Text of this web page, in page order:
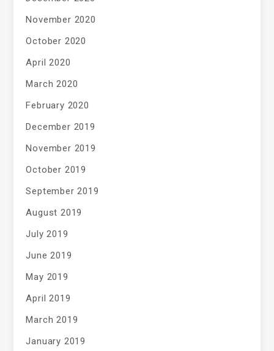
November 2020
October 2020
April 2020
March 2020
February 2020
December 2019
November 2019
October 2019
September 2019
August 2019
July 2019
June 2019
May 2019
April 2019
March 2019
January 2019